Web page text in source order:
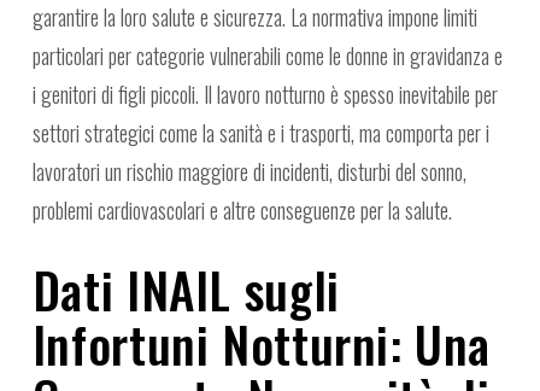
garantire la loro salute e sicurezza. La normativa impone limiti
particolari per categorie vulnerabili come le donne in gravidanza e
i genitori di figli piccoli. Il lavoro notturno è spesso inevitabile per
settori strategici come la sanità e i trasporti, ma comporta per i
lavoratori un rischio maggiore di incidenti, disturbi del sonno,
problemi cardiovascolari e altre conseguenze per la salute.
Dati INAIL sugli
Infortuni Notturni: Una